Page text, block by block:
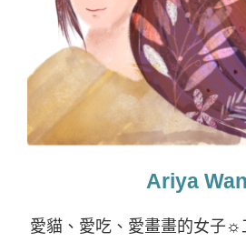
Ariya
愛貓、愛吃、愛畫畫的女子☼